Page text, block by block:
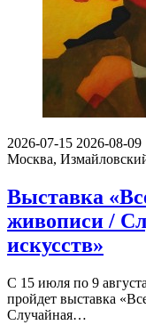
2026-07-15 2026-08-09
Москва,
Выставка
живописи /
искусств»
С 15 июля по 9
пройдет выставка
Случайная…